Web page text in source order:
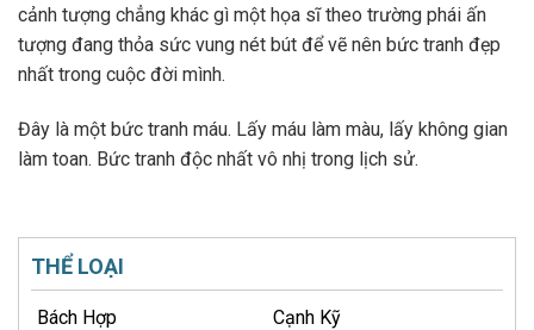
cảnh tượng chẳng khác gì một họa sĩ theo trường phái ấn
tượng đang thỏa sức vung nét bút để vẽ nên bức tranh đẹp
nhất trong cuộc đời mình.
Đây là một bức tranh máu. Lấy máu làm màu, lấy không gian
làm toan. Bức tranh độc nhất vô nhị trong lịch sử.
THỂ LOẠI
Bách Hợp Cạnh Kỹ